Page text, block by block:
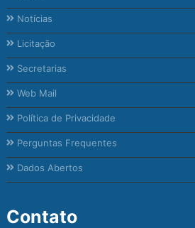
Notícias
Licitação
Secretarias
Web Mail
Política de Privacidade
Perguntas Frequentes
Dados Abertos
Contato